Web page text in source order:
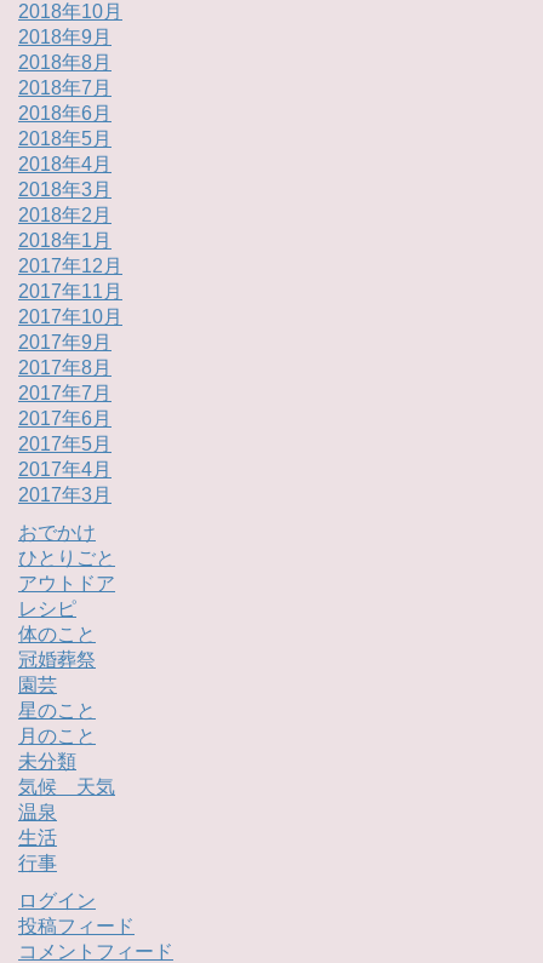
2018年10月
2018年9月
2018年8月
2018年7月
2018年6月
2018年5月
2018年4月
2018年3月
2018年2月
2018年1月
2017年12月
2017年11月
2017年10月
2017年9月
2017年8月
2017年7月
2017年6月
2017年5月
2017年4月
2017年3月
おでかけ
ひとりごと
アウトドア
レシピ
体のこと
冠婚葬祭
園芸
星のこと
月のこと
未分類
気候 天気
温泉
生活
行事
ログイン
投稿フィード
コメントフィード